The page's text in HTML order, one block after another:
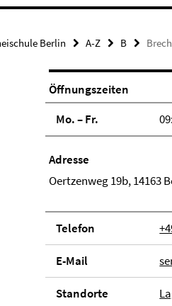
Berlin A-Z B
Öffnungszeiten
Mo. – Fr.
Adresse
Oertzenweg 19b, 14163
Telefon
E-Mail
Stand­orte